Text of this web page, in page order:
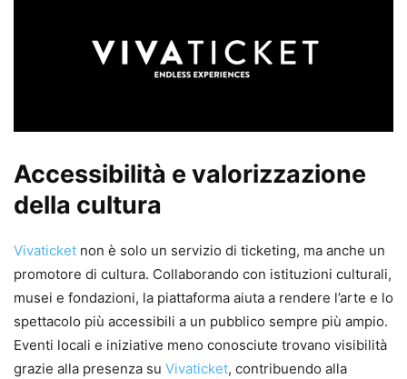
Accessibilità e valorizzazione
della cultura
Vivaticket non è solo un servizio di ticketing, ma anche un
promotore di cultura. Collaborando con istituzioni culturali,
musei e fondazioni, la piattaforma aiuta a rendere l’arte e lo
spettacolo più accessibili a un pubblico sempre più ampio.
Eventi locali e iniziative meno conosciute trovano visibilità
grazie alla presenza su Vivaticket, contribuendo alla